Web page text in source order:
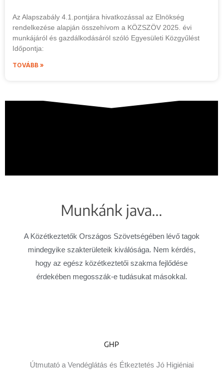
Az Alapszabály 4.1.pontjára hivatkozással az Elnökség
rendelkezése alapján összehívom a KÖZSZÖV 2025. évi
munkájáról és gazdálkodásáról szóló Egyesületi Közgyűlést
Időpontja:
TOVÁBB »
Munkánk java...
A Közétkeztetők Országos Szövetségében lévő tagok
mindegyike szakterületeik kiválósága. Nem kérdés,
hogy az egész közétkeztetői szakma fejlődése
érdekében megosszák-e tudásukat másokkal.
GHP
Útmutató a Vendéglátás és Étkeztetés Jó Higiéniai